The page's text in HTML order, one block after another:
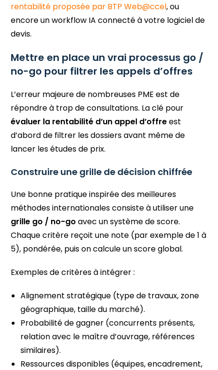
rentabilité proposée par BTP Web@ccel, ou
encore un workflow IA connecté à votre logiciel de
devis.
Mettre en place un vrai processus go /
no-go pour filtrer les appels d’offres
L’erreur majeure de nombreuses PME est de
répondre à trop de consultations. La clé pour
évaluer la rentabilité d’un appel d’offreest
d’abord de filtrer les dossiers avant même de
lancer les études de prix.
Construire une grille de décision chiffrée
Une bonne pratique inspirée des meilleures
méthodes internationales consiste à utiliser une
grille go / no-go avec un système de score.
Chaque critère reçoit une note (par exemple de 1 à
5), pondérée, puis on calcule un score global.
Exemples de critères à intégrer :
Alignement stratégique (type de travaux, zone
géographique, taille du marché).
Probabilité de gagner (concurrents présents,
relation avec le maître d’ouvrage, références
similaires).
Ressources disponibles (équipes, encadrement,